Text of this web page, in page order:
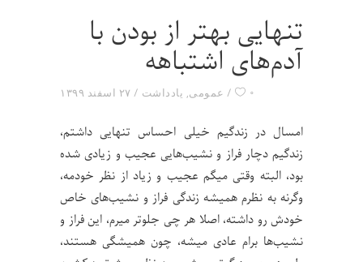
تنهایی بهتر از بودن با
آدم‌های اشتباهه
۲۷ اسفند ۱۳۹۹ عمومی, یادداشت ۰
امسال در زندگیم خیلی احساس تنهایی داشتم،
زندگیم دچار فراز و نشیب‌هایی عجیب و زیادی شده
بود، البته وقتی میگم عجیب و زیاد از نظر خودمه،
وگرنه به نظرم همیشه زندگی فراز و نشیب‌های خاص
خودش رو داشته، اصلا هر چی جلوتر میرم، این فراز و
نشیب‌ها برام عادی میشه، چون همیشگی هستند،